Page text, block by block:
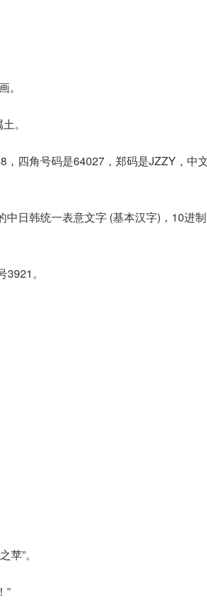
。
，四角号码是64027，郑码是JZZY，中
中日韩统一表意文字 (基本汉字)，10进
。
”。
”